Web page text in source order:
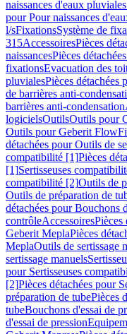
naissances d'eaux
pour Pour naissances
l/sFixationsSystème de
315AccessoiresPièces
naissancesPièces
fixationsEvacuation des
pluvialesPièces détachées
de barrières anti-
barrières anti-condensation
logicielsOutilsOutils pour
Outils pour Geberit
détachées pour Outils de
compatibilité [1]Pièces
[1]Sertisseuses
compatibilité [2]Outils de
Outils de préparation de
détachées pour Bouchons
contrôleAccessoiresPièces
Geberit MeplaPièces
MeplaOutils de sertissage
sertissage manuels
pour Sertisseuses
[2]Pièces détachées pour
préparation de tubePièces
tubeBouchons d'essai de
d'essai de pression